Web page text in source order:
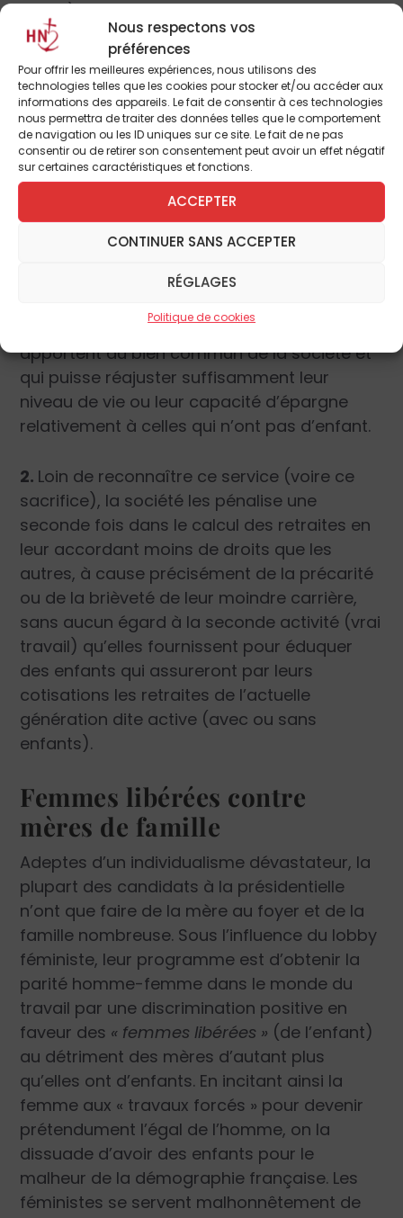
Nous respectons vos
préférences
Pour offrir les meilleures expériences, nous utilisons des
technologies telles que les cookies pour stocker et/ou accéder aux
informations des appareils. Le fait de consentir à ces technologies
nous permettra de traiter des données telles que le comportement
de navigation ou les ID uniques sur ce site. Le fait de ne pas
consentir ou de retirer son consentement peut avoir un effet négatif
sur certaines caractéristiques et fonctions.
ACCEPTER
CONTINUER SANS ACCEPTER
RÉGLAGES
Politique de cookies
à l’opposé de l’intention sournoise des
féministes, c’est celle qui porte, non sur le
sexisme, mais sur les mères de famille, par
un déni politique de leur statut et de leur rôle
dans la société. C’est bien une forme de
« double peine » qui les atteint aujourd’hui en
France :
Aucune compensation proportionnée n’est
diminution corollaire de leur revenu, sous
corresponde au service inestimable qu’elles
apportent au bien commun de la société et
qui puisse réajuster suffisamment leur
niveau de vie ou leur capacité d’épargne
relativement à celles qui n’ont pas d’enfant.
2. Loin de reconnaître ce service (voire ce
sacrifice), la société les pénalise une
seconde fois dans le calcul des retraites en
leur accordant moins de droits que les
autres, à cause précisément de la précarité
ou de la brièveté de leur moindre carrière,
sans aucun égard à la seconde activité (vrai
travail) qu’elles fournissent pour éduquer
des enfants qui assureront par leurs
cotisations les retraites de l’actuelle
génération dite active (avec ou sans
enfants).
Femmes libérées contre
mères de famille
Adeptes d’un individualisme dévastateur, la
plupart des candidats à la présidentielle
n’ont que faire de la mère au foyer et de la
famille nombreuse. Sous l’influence du lobby
féministe, leur programme est d’obtenir la
parité homme-femme dans le monde du
travail par une discrimination positive en
faveur des « femmes libérées » (de l’enfant)
au détriment des mères d’autant plus
qu’elles ont d’enfants. En incitant ainsi la
femme aux « travaux forcés » pour devenir
prétendument l’égal de l’homme, on la
dissuade d’avoir des enfants pour le
malheur de la démographie française. Les
féministes se servent malhonnêtement de